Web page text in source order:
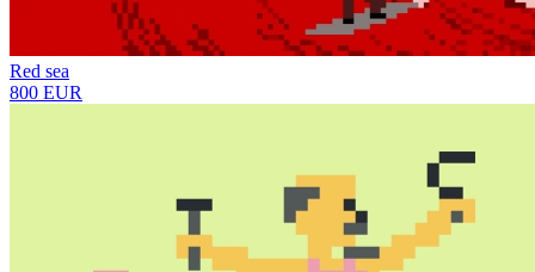
Red sea
800 EUR